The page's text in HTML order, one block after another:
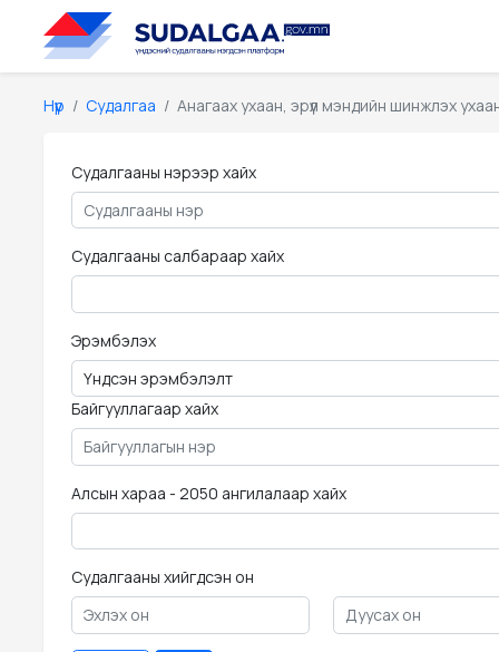
Нүүр Судалгаа Анагаах ухаан, эрүүл мэндийн шинжлэх
Судалгааны нэрээр хайх
Судалгааны салбараар хайх
Эрэмбэлэх
Байгууллагаар хайх
Алсын хараа - 2050 ангилалаар хайх
Судалгааны хийгдсэн он